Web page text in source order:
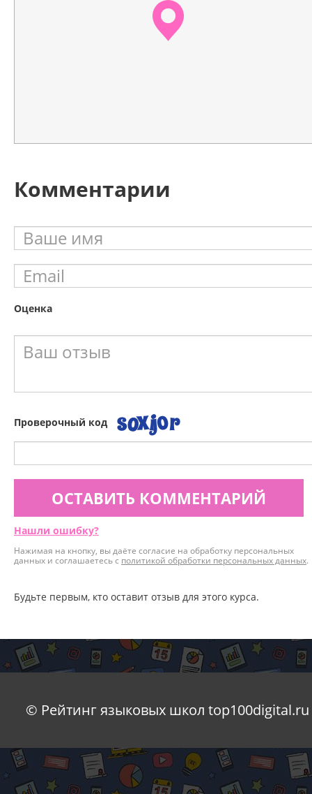
Комментарии
Оценка
Проверочный код
ОСТАВИТЬ КОММЕНТАРИЙ
Нашли ошибку?
Нажимая на кнопку, вы даёте согласие на обработку персональных
данных и соглашаетесь с политикой обработки персональных данных.
Будьте первым, кто оставит отзыв для этого курса.
© Рейтинг языковых школ top100digital.ru